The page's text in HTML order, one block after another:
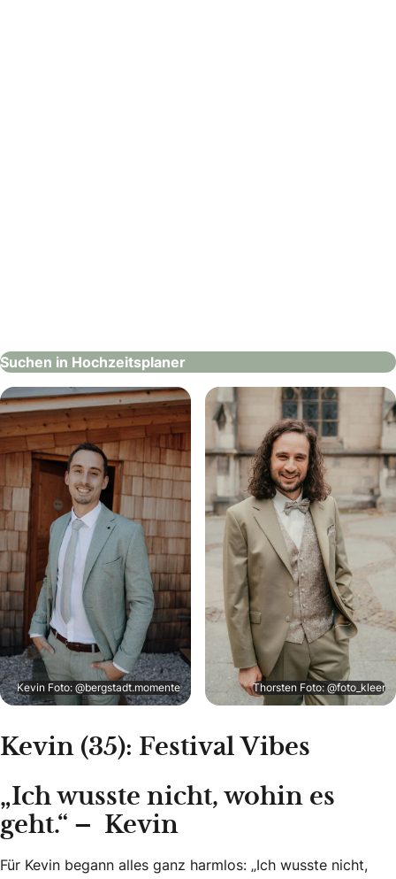
Suchen in Hochzeitsplaner
Kevin Foto: @bergstadt.momente Thorsten Foto: @foto_kleer
Kevin (35): Festival Vibes
„Ich wusste nicht, wohin es
geht.“ – Kevin
Für Kevin begann alles ganz harmlos: „Ich wusste nicht,